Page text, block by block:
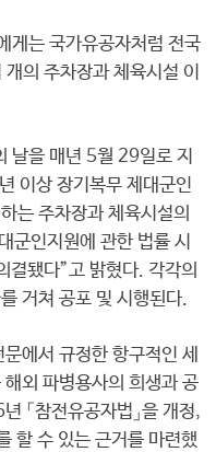
게는 국가유공자처럼 전국
의 주차장과 체육시설 이
날을 매년 5월 29일로 지
이상 장기복무 제대군인
는 주차장과 체육시설의
군인지원에 관한 법률 시
결됐다”고 밝혔다. 각각의
거쳐 공포 및 시행된다.
에서 규정한 항구적인 세
외 파병용사의 희생과 공
「참전유공자법」을 개정,
할 수 있는 근거를 마련했